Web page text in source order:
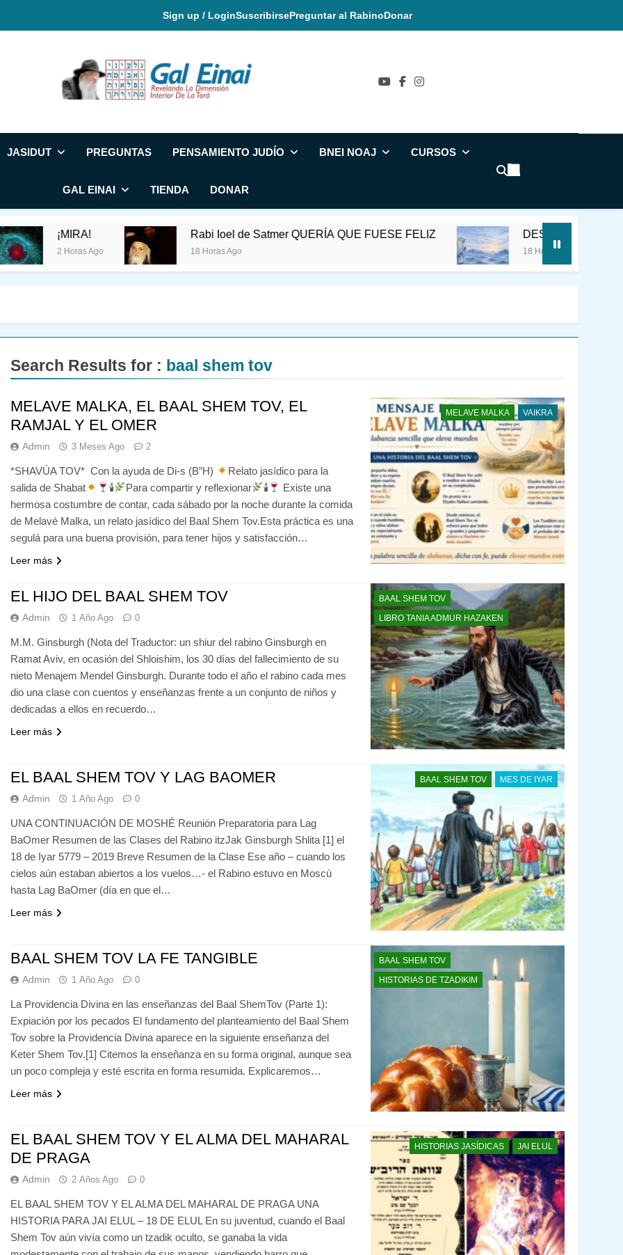
Sign up / LoginSuscribirsePreguntar al RabinoDonar
Gal Einai En Español
JASIDUT PREGUNTAS PENSAMIENTO JUDÍO BNEI NOAJ CURSOS
GAL EINAI TIENDA DONAR
Ago
Rabi Ioel de Satmer QUERÍA QUE FUESE FELIZ
18 Horas Ago
DESVIAR LA CONCIENCIA DE
18 Horas Ago
Search Results for : baal shem tov
MELAVE MALKA VAIKRA
MELAVE MALKA, EL BAAL SHEM TOV, EL
RAMJAL Y EL OMER
Admin 3 Meses Ago 2
*SHAVÚA TOV* Con la ayuda de Di-s (B”H)
Relato jasídico para la
salida de Shabat
🕯 Para compartir y reflexionar 🕯
Existe una
hermosa costumbre de contar, cada sábado por la noche durante la comida
de Melavé Malka, un relato jasídico del Baal Shem Tov.Esta práctica es una
segulá para una buena provisión, para tener hijos y satisfacción…
Leer más
BAAL SHEM TOV
LIBRO TANIA ADMUR HAZAKEN
EL HIJO DEL BAAL SHEM TOV
Admin 1 Año Ago 0
M.M. Ginsburgh (Nota del Traductor: un shiur del rabino Ginsburgh en
Ramat Aviv, en ocasión del Shloishim, los 30 días del fallecimiento de su
nieto Menajem Mendel Ginsburgh. Durante todo el año el rabino cada mes
dio una clase con cuentos y enseñanzas frente a un conjunto de niños y
dedicadas a ellos en recuerdo…
Leer más
BAAL SHEM TOV MES DE IYAR
EL BAAL SHEM TOV Y LAG BAOMER
Admin 1 Año Ago 0
UNA CONTINUACIÓN DE MOSHÉ Reunión Preparatoria para Lag
BaOmer Resumen de las Clases del Rabino itzJak Ginsburgh Shlita [1] el
18 de Iyar 5779 – 2019 Breve Resumen de la Clase Ese año – cuando los
cielos aún estaban abiertos a los vuelos…- el Rabino estuvo en Moscú
hasta Lag BaOmer (día en que el…
Leer más
BAAL SHEM TOV
HISTORIAS DE TZADIKIM
BAAL SHEM TOV LA FE TANGIBLE
Admin 1 Año Ago 0
La Providencia Divina en las enseñanzas del Baal ShemTov (Parte 1):
Expiación por los pecados El fundamento del planteamiento del Baal Shem
Tov sobre la Providencia Divina aparece en la siguiente enseñanza del
Keter Shem Tov.[1] Citemos la enseñanza en su forma original, aunque sea
un poco compleja y esté escrita en forma resumida. Explicaremos…
Leer más
HISTORIAS JASÍDICAS JAI ELUL
EL BAAL SHEM TOV Y EL ALMA DEL MAHARAL
DE PRAGA
Admin 2 Años Ago 0
EL BAAL SHEM TOV Y EL ALMA DEL MAHARAL DE PRAGA UNA
HISTORIA PARA JAI ELUL – 18 DE ELUL En su juventud, cuando el Baal
Shem Tov aún vivía como un tzadik oculto, se ganaba la vida